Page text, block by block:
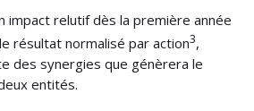
impact relutif dès la première année
résultat normalisé par action3,
des synergies que génèrera le
entités.